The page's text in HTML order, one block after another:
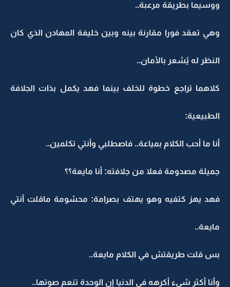
ووسيما بطريقة مرعبة..
وهي تعقد فورا مقارنة بينه وبين خليفة المهادن الذي كان
النظر له يُشعر بالأمان..
كلاهما تراجع خطوة للخلف بينما فهد يكمل بذات الجلافة
الطبيعية:
أنا ما أحب الكلام بمياعة.. فاصطلبي وأنتي تكلمين..
جميلة مصدومة فعلا من جلافته: أنا مايعة؟؟
فهد يهز كتفيه وهو يهتف بصرامة: محشومة ماقلت أنتي
مايعة..
بس قلت طريقتش في الكلام مايعة..
وأنا أكثر شيء أكرهه في الدنيا إن الوحدة تنعم صوتها..